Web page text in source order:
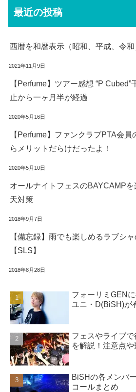
最近の投稿
西暦を和暦表示（昭和、平成、令和
2021年11月9日
【Perfume】ツアー感想 “P
止から一ヶ月半が経過
2020年5月16日
【Perfume】ファンクラブPTA会
らメリットだらけだったよ！
2020年5月10日
オールナイトフェスのBAYCAMP
天対策
2018年9月7日
【備忘録】雨でも楽しめるラブシ
【SLS】
2018年8月28日
フォーリミGEN
ユニ・D(BiSH)が
フェスやライブ
を解説！注意点や
BiSHの各メンバ
コールまとめ